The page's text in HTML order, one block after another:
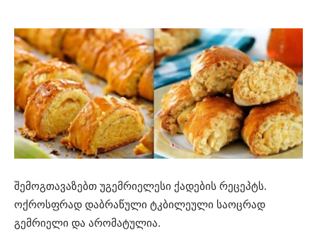
შემოგთავაზებთ უგემრიელესი ქადების რეცეპტს.
ოქროსფრად დაბრაწული ტკბილეული საოცრად
გემრიელი და არომატულია.